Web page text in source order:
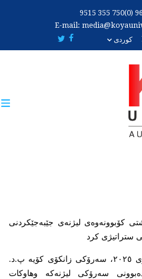
content
E-mail:
کوردی
کۆبوونەوەی لیژنەی جێبەجێکردنی
ستراتیژی کرد
ڕۆژی چوارشەممە ٣٠ی تەمووزی ٢٠٢٥، سەرۆکی زانکۆی کۆیە پ.د.
سەرۆکی لیژنەکە وهاوکات